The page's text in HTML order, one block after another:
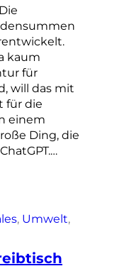
kaum
für
will das mit
für die
einem
Ding, die
, Umwelt